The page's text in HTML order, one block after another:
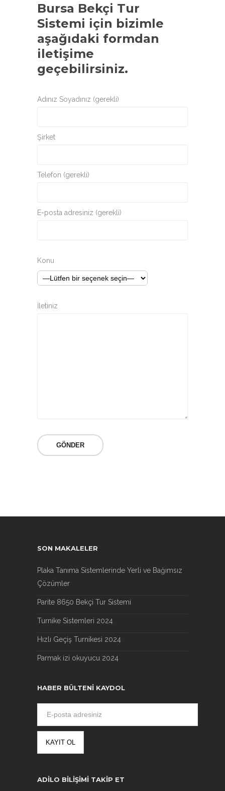
Bursa Bekçi Tur
Sistemi için bizimle
aşağıdaki formdan
iletişime
geçebilirsiniz.
Adınız Soyadınız (gerekli)
Şirket
Telefon (gerekli)
E-posta adresiniz (gerekli)
Konu
İletiniz
SON MAKALELER
Plaka Tanıma Sistemlerinde Yerli ve Bağımsız
Çözümler
Parite 8650 Bekçi Tur Sistemi
Turnike Sistemleri 2024
Hızlı Geçiş Turnikesi 2024
Parmak izi okuyucu 2024
HABER BÜLTENI KAYDOL
ADILO BILIŞIMI TAKIP ET